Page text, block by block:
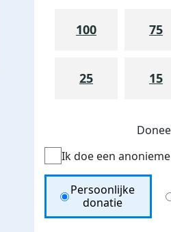
100 75
25 15
Ik doe een
Donation Type
Persoonlijke
donatie